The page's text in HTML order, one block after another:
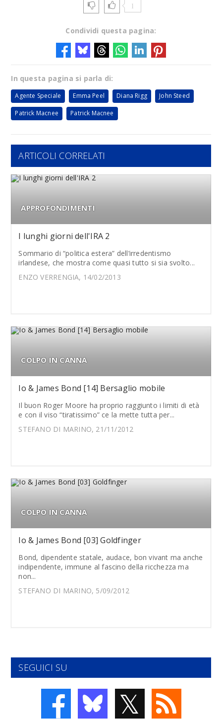
1
Condividi questa pagina:
In questa pagina si parla di:
Agente Speciale Emma Peel Diana Rigg John Steed
Patrick Macnee Patrick Macnee
ARTICOLI CORRELATI
APPROFONDIMENTI
I lunghi giorni dell'IRA 2
Sommario di “politica estera” dell’irredentismo
irlandese, che mostra come quasi tutto si sia svolto...
ENZO VERRENGIA, 14/02/2013
COLPO IN CANNA
Io & James Bond [14] Bersaglio mobile
Il buon Roger Moore ha proprio raggiunto i limiti di età
e con il viso “tiratissimo” ce la mette tutta per...
STEFANO DI MARINO, 21/11/2012
COLPO IN CANNA
Io & James Bond [03] Goldfinger
Bond, dipendente statale, audace, bon vivant ma anche
indipendente, immune al fascino della ricchezza ma
non...
STEFANO DI MARINO, 5/09/2012
SEGUICI SU
𝕏